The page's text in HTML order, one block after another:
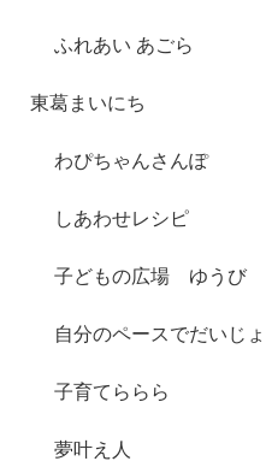
ふれあい あごら
東葛まいにち
わぴちゃんさんぽ
しあわせレシピ
子どもの広場 ゆうび
自分のペースでだいじ
子育てららら
夢叶え人